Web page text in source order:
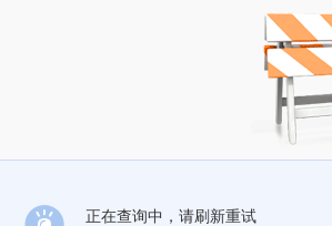
正在查询中，请刷新重试